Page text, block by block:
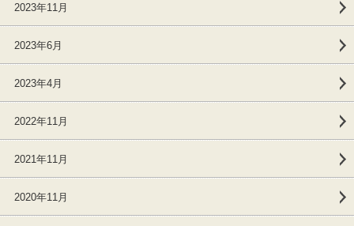
2023年11月
2023年6月
2023年4月
2022年11月
2021年11月
2020年11月